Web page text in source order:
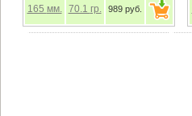
165 мм. 70.1 гр. 989 руб.